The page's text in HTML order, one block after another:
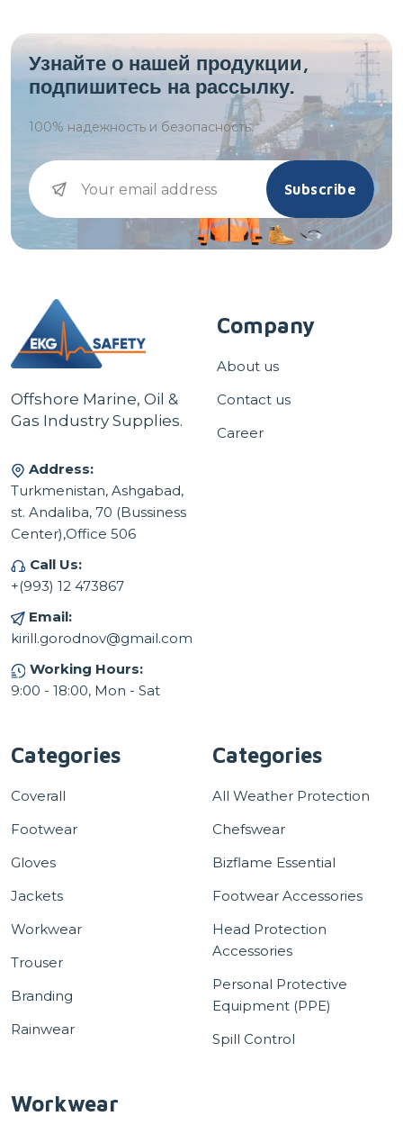
Узнайте о нашей продукции,
подпишитесь на рассылку.
100% надежность и безопасность.
Subscribe
Offshore Marine, Oil &
Gas Industry Supplies.
Address:
Turkmenistan, Ashgabad,
st. Andaliba, 70 (Bussiness
Center),Office 506
Call Us:
+(993) 12 473867
Email:
kirill.gorodnov@gmail.com
Working Hours:
9:00 - 18:00, Mon - Sat
Company
About us
Contact us
Career
Categories
Coverall
Footwear
Gloves
Jackets
Workwear
Trouser
Branding
Rainwear
Categories
All Weather Protection
Chefswear
Bizflame Essential
Footwear Accessories
Head Protection
Accessories
Personal Protective
Equipment (PPE)
Spill Control
Workwear